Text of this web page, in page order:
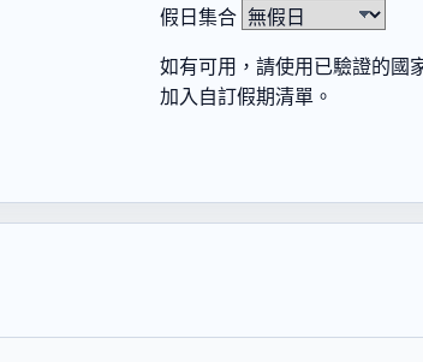
假日集合
如有可用，請使用已驗證的國
加入自訂假期清單。